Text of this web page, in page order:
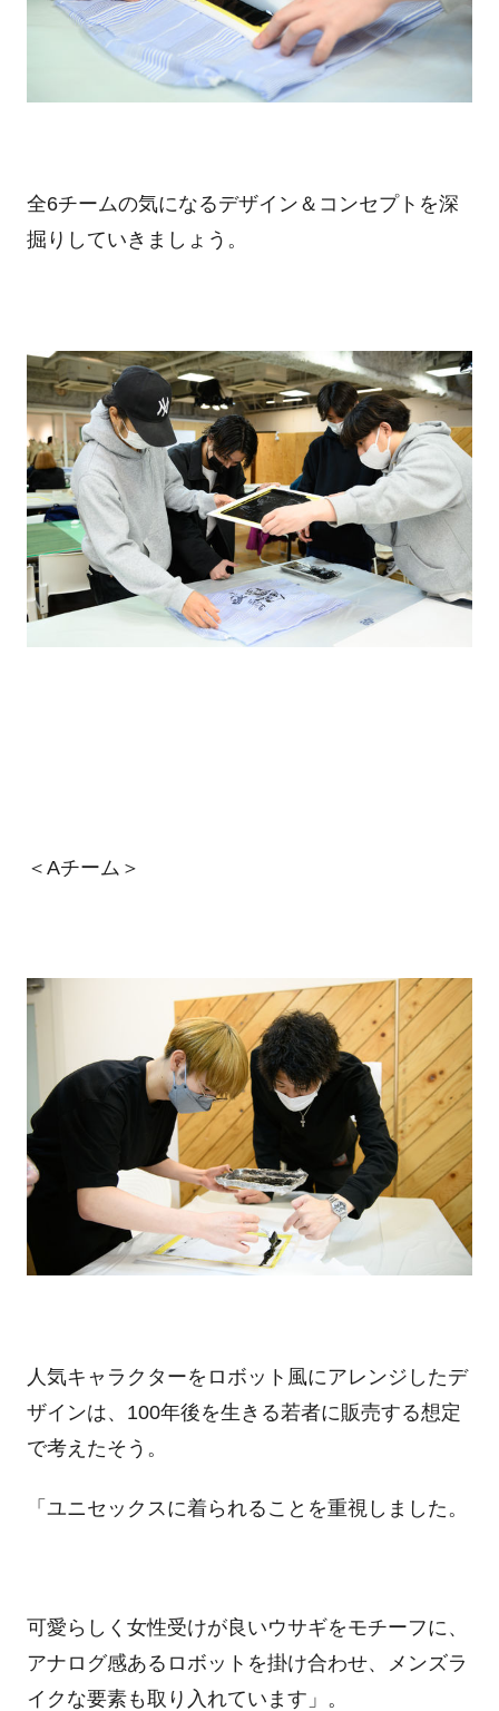
全6チームの気になるデザイン＆コンセプトを深
掘りしていきましょう。
＜Aチーム＞
人気キャラクターをロボット風にアレンジしたデ
ザインは、100年後を生きる若者に販売する想定
で考えたそう。
「ユニセックスに着られることを重視しました。
可愛らしく女性受けが良いウサギをモチーフに、
アナログ感あるロボットを掛け合わせ、メンズラ
イクな要素も取り入れています」。